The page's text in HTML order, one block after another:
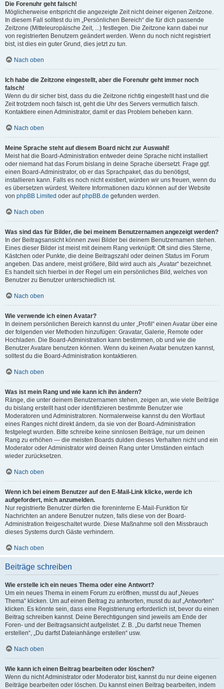
Die Forenuhr geht falsch!
Möglicherweise entspricht die angezeigte Zeit nicht deiner eigenen Zeitzone.
In diesem Fall solltest du im „Persönlichen Bereich“ die für dich passende
Zeitzone (Mitteleuropäische Zeit, ...) festlegen. Die Zeitzone kann dabei nur
von registrierten Benutzern geändert werden. Wenn du noch nicht registriert
bist, ist dies ein guter Grund, dies jetzt zu tun.
Nach oben
Ich habe die Zeitzone eingestellt, aber die Forenuhr geht immer noch
falsch!
Wenn du dir sicher bist, dass du die Zeitzone richtig eingestellt hast und die
Zeit trotzdem noch falsch ist, geht die Uhr des Servers vermutlich falsch.
Kontaktiere einen Administrator, damit er das Problem beheben kann.
Nach oben
Meine Sprache steht auf diesem Board nicht zur Auswahl!
Meist hat die Board-Administration entweder deine Sprache nicht installiert
oder niemand hat das Forum bislang in deine Sprache übersetzt. Frage ggf.
einen Board-Administrator, ob er das Sprachpaket, das du benötigst,
installieren kann. Falls es noch nicht existiert, würden wir uns freuen, wenn du
es übersetzen würdest. Weitere Informationen dazu können auf der Website
von phpBB Limited oder aufphpBB.de gefunden werden.
Nach oben
Was sind das für Bilder, die bei meinem Benutzernamen angezeigt werden?
In der Beitragsansicht können zwei Bilder bei deinem Benutzernamen stehen.
Eines dieser Bilder ist meist mit deinem Rang verknüpft: Oft sind dies Sterne,
Kästchen oder Punkte, die deine Beitragszahl oder deinen Status im Forum
angeben. Das andere, meist größere, Bild wird auch als „Avatar“ bezeichnet.
Es handelt sich hierbei in der Regel um ein persönliches Bild, welches von
Benutzer zu Benutzer unterschiedlich ist.
Nach oben
Wie verwende ich einen Avatar?
In deinem persönlichen Bereich kannst du unter „Profil“ einen Avatar über eine
der folgenden vier Methoden hinzufügen: Gravatar, Galerie, Remote oder
Hochladen. Die Board-Administration kann bestimmen, ob und wie die
Benutzer Avatare benutzen können. Wenn du keinen Avatar benutzen kannst,
solltest du die Board-Administration kontaktieren.
Nach oben
Was ist mein Rang und wie kann ich ihn ändern?
Ränge, die unter deinem Benutzernamen stehen, zeigen an, wie viele Beiträge
du bislang erstellt hast oder identifizieren bestimmte Benutzer wie
Moderatoren und Administratoren. Normalerweise kannst du den Wortlaut
eines Ranges nicht direkt ändern, da sie von der Board-Administration
festgelegt wurden. Bitte schreibe keine sinnlosen Beiträge, nur um deinen
Rang zu erhöhen — die meisten Boards dulden dieses Verhalten nicht und ein
Moderator oder Administrator wird deinen Rang unter Umständen einfach
wieder zurücksetzen.
Nach oben
Wenn ich bei einem Benutzer auf den E-Mail-Link klicke, werde ich
aufgefordert, mich anzumelden.
Nur registrierte Benutzer dürfen die foreninterne E-Mail-Funktion für
Nachrichten an andere Benutzer nutzen, falls diese von der Board-
Administration freigeschaltet wurde. Diese Maßnahme soll den Missbrauch
dieses Systems durch Gäste verhindern.
Nach oben
Beiträge schreiben
Wie erstelle ich ein neues Thema oder eine Antwort?
Um ein neues Thema in einem Forum zu eröffnen, musst du auf „Neues
Thema“ klicken. Um auf einen Beitrag zu antworten, musst du auf „Antworten“
klicken. Es könnte sein, dass eine Registrierung erforderlich ist, bevor du einen
Beitrag schreiben kannst. Deine Berechtigungen sind jeweils am Ende der
Foren- und der Beitragsansicht aufgelistet. Z. B. „Du darfst neue Themen
erstellen“, „Du darfst Dateianhänge erstellen“ usw.
Nach oben
Wie kann ich einen Beitrag bearbeiten oder löschen?
Wenn du nicht Administrator oder Moderator bist, kannst du nur deine eigenen
Beiträge bearbeiten oder löschen. Du kannst einen Beitrag bearbeiten, indem